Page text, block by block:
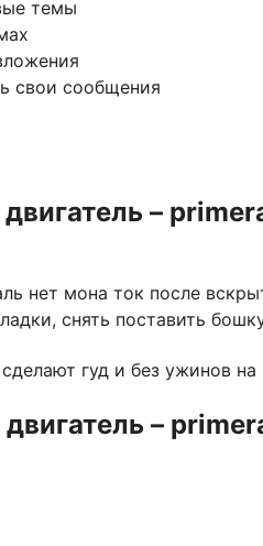
темы
свои сообщения
–
нет мона ток после
снять поставить
гуд и без ужинов на
–